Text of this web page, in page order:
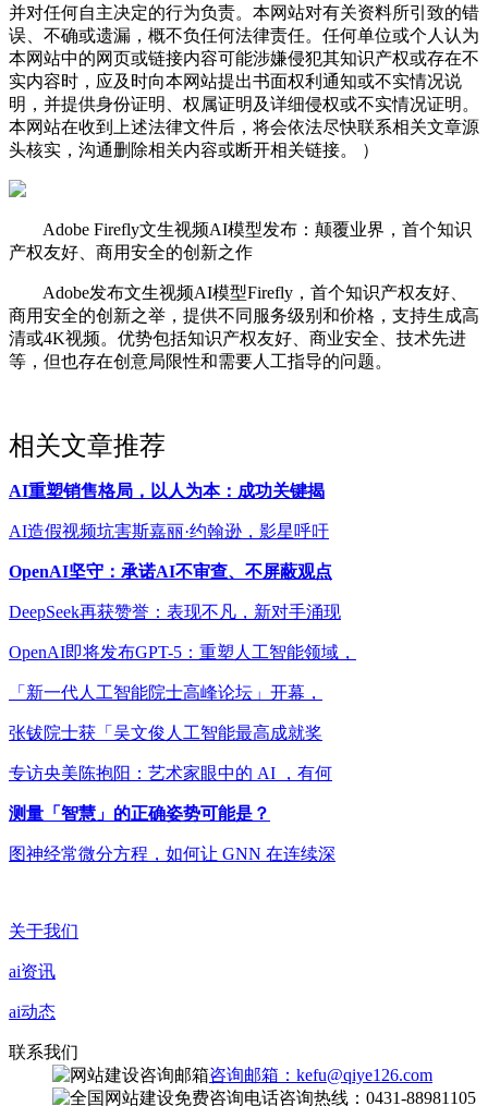
并对任何自主决定的行为负责。本网站对有关资料所引致的错
误、不确或遗漏，概不负任何法律责任。任何单位或个人认为
本网站中的网页或链接内容可能涉嫌侵犯其知识产权或存在不
实内容时，应及时向本网站提出书面权利通知或不实情况说
明，并提供身份证明、权属证明及详细侵权或不实情况证明。
本网站在收到上述法律文件后，将会依法尽快联系相关文章源
头核实，沟通删除相关内容或断开相关链接。 ）
Adobe Firefly文生视频AI模型发布：颠覆业界，首个知识
产权友好、商用安全的创新之作
Adobe发布文生视频AI模型Firefly，首个知识产权友好、
商用安全的创新之举，提供不同服务级别和价格，支持生成高
清或4K视频。优势包括知识产权友好、商业安全、技术先进
等，但也存在创意局限性和需要人工指导的问题。
相关文章推荐
AI重塑销售格局，以人为本：成功关键揭
AI造假视频坑害斯嘉丽·约翰逊，影星呼吁
OpenAI坚守：承诺AI不审查、不屏蔽观点
DeepSeek再获赞誉：表现不凡，新对手涌现
OpenAI即将发布GPT-5：重塑人工智能领域，
「新一代人工智能院士高峰论坛」开幕，
张钹院士获「吴文俊人工智能最高成就奖
专访央美陈抱阳：艺术家眼中的 AI ，有何
测量「智慧」的正确姿势可能是？
图神经常微分方程，如何让 GNN 在连续深
关于我们
ai资讯
ai动态
联系我们
咨询邮箱：kefu@qiye126.com
咨询热线：0431-88981105